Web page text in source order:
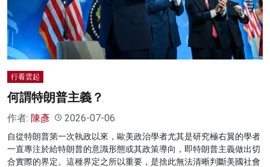
名家榜
灼見活動
行看雲起
何謂特朗普主義？
作者: 陳彥 2026-07-06
自從特朗普第一次執政以來，歐美政治學者尤其是研究極右翼的學者
一直專注於給特朗普的意識形態或其政策導向，即特朗普主義做出切
合實際的界定。這種界定之所以重要，是捨此無法清晰判斷美國社會